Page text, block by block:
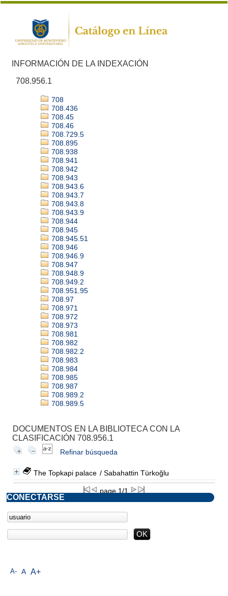
INFORMACIÓN DE LA INDEXACIÓN
708.956.1
708
708.436
708.45
708.46
708.729.5
708.895
708.938
708.941
708.942
708.943
708.943.6
708.943.7
708.943.8
708.943.9
708.944
708.945
708.945.51
708.946
708.946.9
708.947
708.948.9
708.949.2
708.951.95
708.97
708.971
708.972
708.973
708.981
708.982
708.982.2
708.983
708.984
708.985
708.987
708.989.2
708.989.5
DOCUMENTOS EN LA BIBLIOTECA CON LA
CLASIFICACIÓN 708.956.1
Refinar búsqueda
The Topkapi palace / Sabahattin Türkoğlu
page 1/1
A- A A+
CONECTARSE